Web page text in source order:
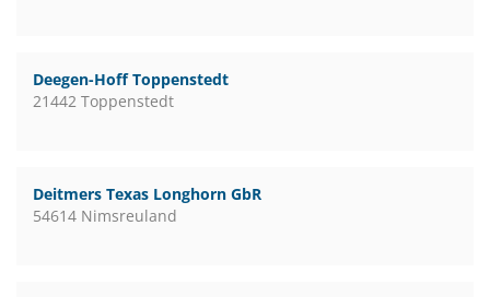
Deegen-Hoff Toppenstedt
21442 Toppenstedt
Deitmers Texas Longhorn GbR
54614 Nimsreuland